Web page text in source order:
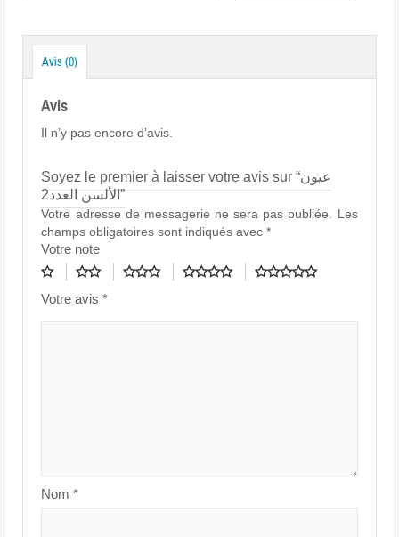
Avis (0)
Avis
Il n’y pas encore d’avis.
Soyez le premier à laisser votre avis sur “عيون
الألسن العدد2”
Votre adresse de messagerie ne sera pas publiée.
Les
champs obligatoires sont indiqués avec*
Votre note
Votre avis*
Nom*